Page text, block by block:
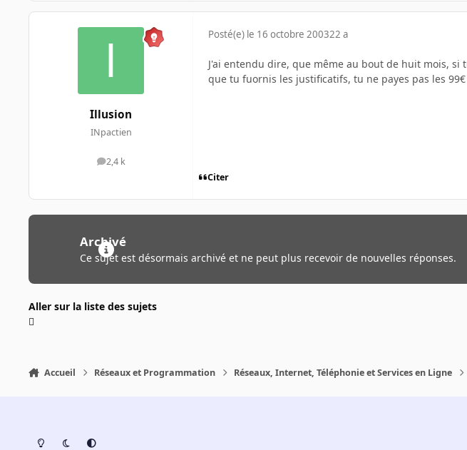
Illusion
INpactien
2,4 k
messages
Posté(e) le 16 octobre 200322 a
J'ai entendu dire, que même au bout de huit mois,
que tu fuornis les justificatifs, tu ne payes pas les
Citer
Archivé
Ce sujet est désormais archivé et ne peut plus recevoir de nouvelles réponses.
Aller sur la liste des sujets
Accueil Réseaux et Programmation Réseaux, Internet, Téléphonie et Services en Ligne
Light ModeDark ModeSystem Preference